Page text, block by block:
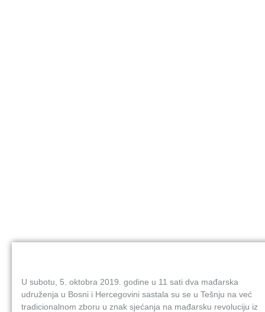
U subotu, 5. oktobra 2019. godine u 11 sati dva mađarska
udruženja u Bosni i Hercegovini sastala su se u Tešnju na već
tradicionalnom zboru u znak sjećanja na mađarsku revoluciju iz